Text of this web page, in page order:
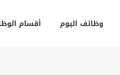
وظائف اليوم أقسام